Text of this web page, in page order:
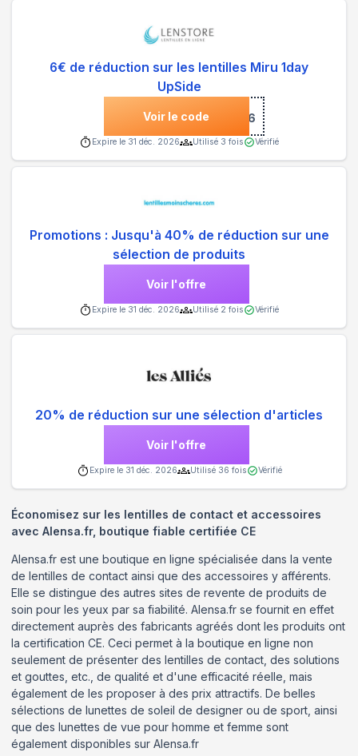
6€ de réduction sur les lentilles Miru 1day
UpSide
Voir le code
***FFR25EGRC06
Expire le 31 déc. 2026 Utilisé 3 fois Vérifié
Promotions : Jusqu'à 40% de réduction sur une
sélection de produits
Voir l'offre
Expire le 31 déc. 2026 Utilisé 2 fois Vérifié
20% de réduction sur une sélection d'articles
Voir l'offre
Expire le 31 déc. 2026 Utilisé 36 fois Vérifié
Économisez sur les lentilles de contact et accessoires
avec Alensa.fr, boutique fiable certifiée CE
Alensa.fr est une boutique en ligne spécialisée dans la vente
de lentilles de contact ainsi que des accessoires y afférents.
Elle se distingue des autres sites de revente de produits de
soin pour les yeux par sa fiabilité. Alensa.fr se fournit en effet
directement auprès des fabricants agréés dont les produits ont
la certification CE. Ceci permet à la boutique en ligne non
seulement de présenter des lentilles de contact, des solutions
et gouttes, etc., de qualité et d'une efficacité réelle, mais
également de les proposer à des prix attractifs. De belles
sélections de lunettes de soleil de designer ou de sport, ainsi
que des lunettes de vue pour homme et femme sont
également disponibles sur Alensa.fr